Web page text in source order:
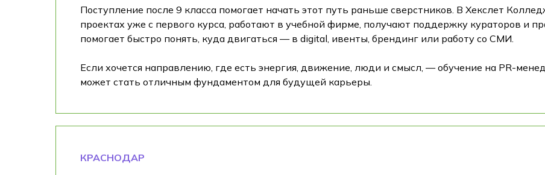
Поступление после 9 класса помогает начать этот путь раньше сверстников. В Хекслет
проектах уже с первого курса, работают в учебной фирме, получают поддержку кураторов и
помогает быстро понять, куда двигаться — в digital, ивенты, брендинг или работу со СМИ.
Если хочется направлению, где есть энергия, движение, люди и смысл, — обучение на PR-
может стать отличным фундаментом для будущей карьеры.
КРАСНОДАР